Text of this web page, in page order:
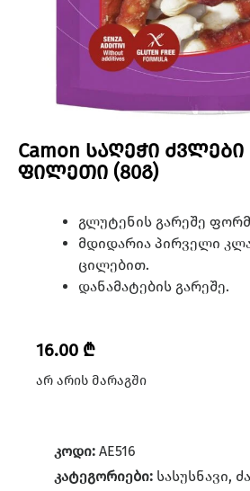
Camon საღეჭი ძვლები
ფილეთი (80გ)
გლუტენის გარეშე
მდიდარია პირველი
ცილებით.
დანამატების გარეშე.
16.00 ₾
არ არის მარაგში
კოდი: AE516
კატეგორიები: სასუსნავი,